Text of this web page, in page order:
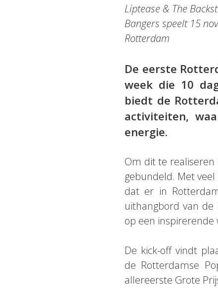
Liptease & The
Bangers speelt 15
Rotterdam
De eerste
week die 10
biedt de
activiteiten,
energie.
Om dit te
gebundeld. Met
dat er in
uithangbord van de
op een inspirerende
De kick-off vindt
de Rotterdamse
allereerste Grote